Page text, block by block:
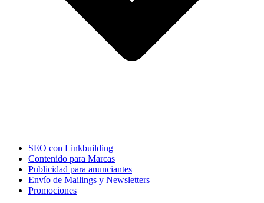
SEO con Linkbuilding
Contenido para Marcas
Publicidad para anunciantes
Envío de Mailings y Newsletters
Promociones